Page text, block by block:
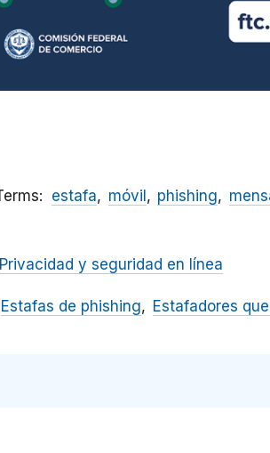
estafa móvil phishing
Privacidad y seguridad en línea
Estafas de phishing Estafadores